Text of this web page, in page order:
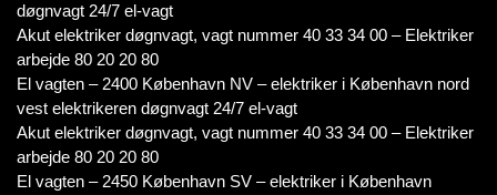
døgnvagt 24/7 el-vagt
Akut elektriker døgnvagt, vagt nummer 40 33 34 00 – Elektriker
arbejde 80 20 20 80
El vagten – 2400 København NV – elektriker i København nord
vest elektrikeren døgnvagt 24/7 el-vagt
Akut elektriker døgnvagt, vagt nummer 40 33 34 00 – Elektriker
arbejde 80 20 20 80
El vagten – 2450 København SV – elektriker i København